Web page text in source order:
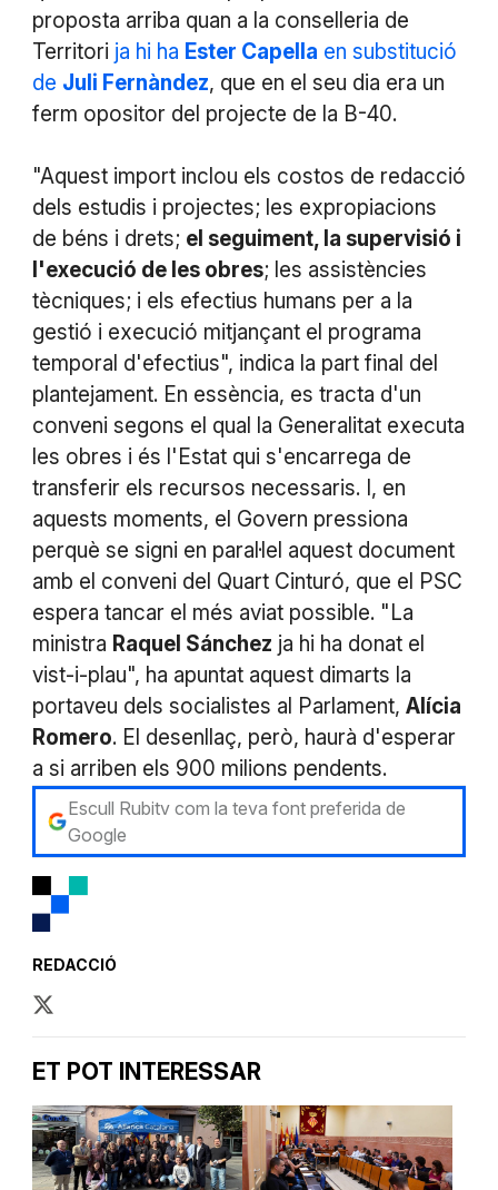
proposta arriba quan a la conselleria de
Territori ja hi ha Ester Capella en substitució
de Juli Fernàndez, que en el seu dia era un
ferm opositor del projecte de la B-40.
"Aquest import inclou els costos de redacció
dels estudis i projectes; les expropiacions
de béns i drets; el seguiment, la supervisió i
l'execució de les obres; les assistències
tècniques; i els efectius humans per a la
gestió i execució mitjançant el programa
temporal d'efectius", indica la part final del
plantejament. En essència, es tracta d'un
conveni segons el qual la Generalitat executa
les obres i és l'Estat qui s'encarrega de
transferir els recursos necessaris. I, en
aquests moments, el Govern pressiona
perquè se signi en paral·lel aquest document
amb el conveni del Quart Cinturó, que el PSC
espera tancar el més aviat possible. "La
ministra Raquel Sánchez ja hi ha donat el
vist-i-plau", ha apuntat aquest dimarts la
portaveu dels socialistes al Parlament, Alícia
Romero. El desenllaç, però, haurà d'esperar
a si arriben els 900 milions pendents.
Escull Rubitv com la teva font preferida de
Google
REDACCIÓ
ET POT INTERESSAR